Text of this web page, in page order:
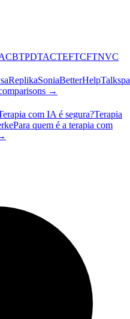
CBTPDTACTEFTCFTNVC
ReplikaSoniaBetterHelp
→
com IA é segura?Terapia
Para quem é a terapia com